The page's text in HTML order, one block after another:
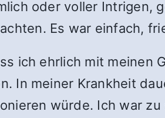
oder voller Intrigen,
Es war einfach,
ich ehrlich mit meinen
In meiner Krankheit
würde. Ich war